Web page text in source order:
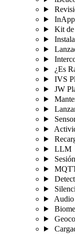
Kit de
¿Es
IVS
JW
LLM